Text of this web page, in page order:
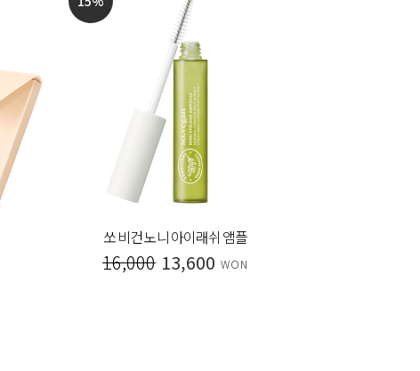
레드 필 스피큘 세럼
32,000 20,800 WON